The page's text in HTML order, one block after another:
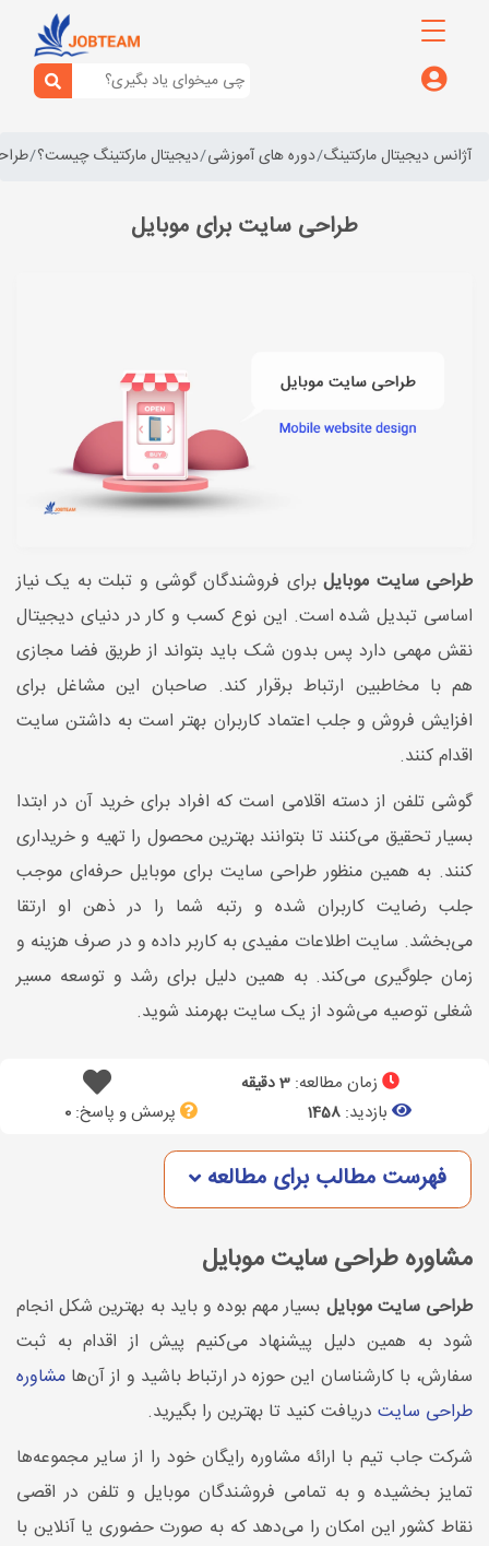
آژانس دیجیتال مارکتینگ دوره های آموزشی دیجیتال مارکتینگ چیست؟
طراحی سایت برای موبایل
طراحی سایت موبایلبرای فروشندگان گوشی و تبلت به یک نیاز
اساسی تبدیل شده است. این نوع کسب و کار در دنیای دیجیتال
نقش مهمی دارد پس بدون شک باید بتواند از طریق فضا مجازی
هم با مخاطبین ارتباط برقرار کند. صاحبان این مشاغل برای
افزایش فروش و جلب اعتماد کاربران بهتر است به داشتن سایت
اقدام کنند.
گوشی تلفن از دسته اقلامی است که افراد برای خرید آن در ابتدا
بسیار تحقیق می‌کنند تا بتوانند بهترین محصول را تهیه و خریداری
کنند. به همین منظور طراحی سایت برای موبایل حرفه‌ای موجب
جلب رضایت کاربران شده و رتبه شما را در ذهن او ارتقا
می‌بخشد. سایت اطلاعات مفیدی به کاربر داده و در صرف هزینه و
زمان جلوگیری می‌کند. به همین دلیل برای رشد و توسعه مسیر
شغلی توصیه می‌شود از یک سایت بهرمند شوید.
زمان مطالعه: 3 دقیقه
بازدید:1458 پرسش و پاسخ:0
فهرست مطالب برای مطالعه
مشاوره طراحی سایت موبایل
طراحی سایت موبایل بسیار مهم بوده و باید به بهترین شکل انجام
شود به همین دلیل پیشنهاد می‌کنیم پیش از اقدام به ثبت
سفارش، با کارشناسان این حوزه در ارتباط باشید و از آن‌ها مشاوره
طراحی سایت دریافت کنید تا بهترین را بگیرید.
شرکت جاب تیم با ارائه مشاوره رایگان خود را از سایر مجموعه‌ها
تمایز بخشیده و به تمامی فروشندگان موبایل و تلفن در اقصی
نقاط کشور این امکان را می‌دهد که به صورت حضوری یا آنلاین با